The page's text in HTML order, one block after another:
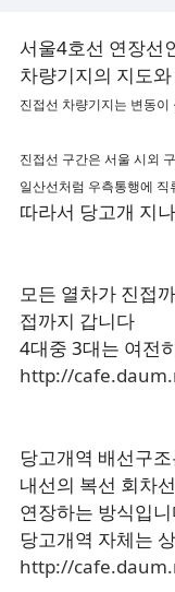
서울4호선 연장선
차량기지의 지도
진접선 차량기지는 변동
진접선 구간은 서울 시외
일산선처럼 우측통행에
따라서 당고개 지
모든 열차가 진접
접까지 갑니다
4대중 3대는 여전
http://
당고개역 배선구
내선의 복선 회차
연장하는 방식입
당고개역 자체는
http://